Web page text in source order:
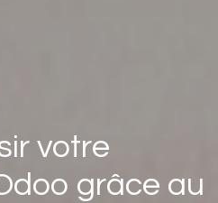
votre
grâce au